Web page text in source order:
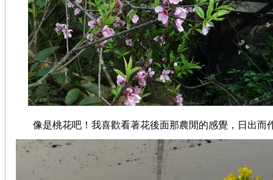
像是桃花吧！我喜歡看著花後面那農閒的感覺，日出而